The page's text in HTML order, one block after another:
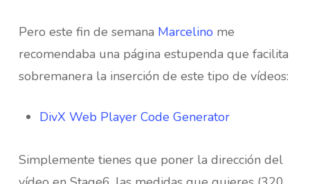
Pero este fin de semana Marcelinome
recomendaba una página estupenda que facilita
sobremanera la inserción de este tipo de vídeos:
DivX Web Player Code Generator
Simplemente tienes que poner la dirección del